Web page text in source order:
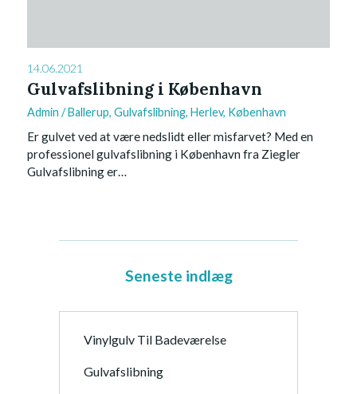
14.06.2021
Gulvafslibning i København
Admin /Ballerup, Gulvafslibning, Herlev, København
Er gulvet ved at være nedslidt eller misfarvet? Med en
professionel gulvafslibning i København fra Ziegler
Gulvafslibning er…
Seneste indlæg
Vinylgulv Til Badeværelse
Gulvafslibning